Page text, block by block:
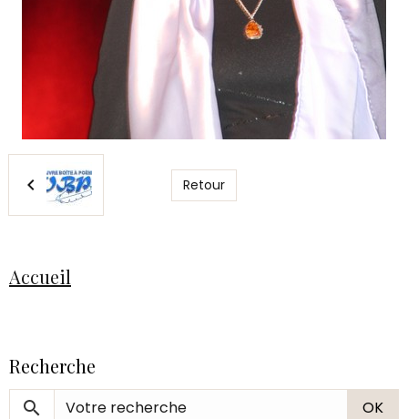
Retour
Accueil
Recherche
OK